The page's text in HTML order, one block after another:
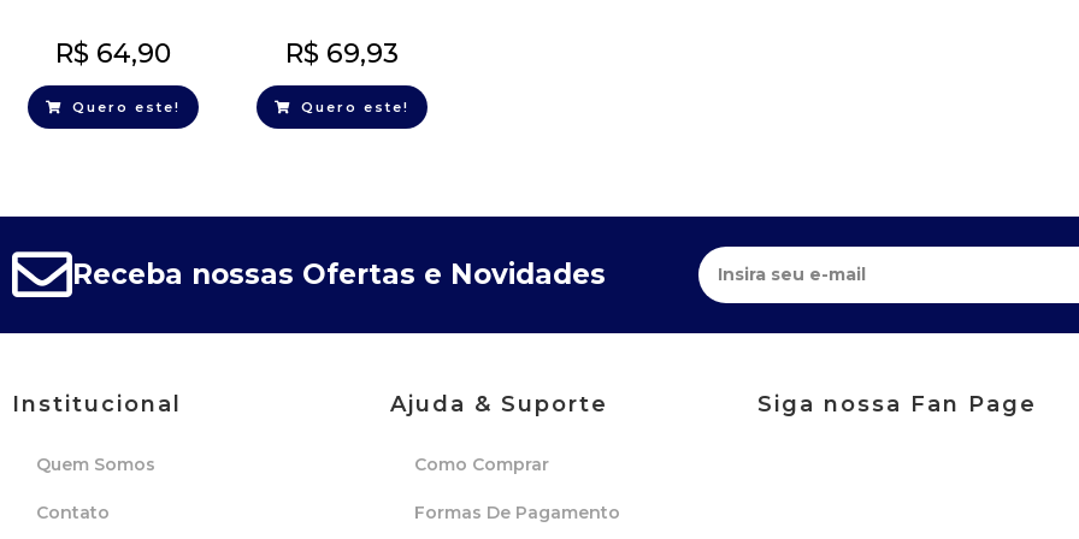
R$ 64,90
Quero este!
R$ 69,93
Quero este!
Receba nossas Ofertas e Novidades
Institucional
Quem Somos
Contato
Ajuda & Suporte
Como Comprar
Formas De Pagamento
Siga nossa Fan Page